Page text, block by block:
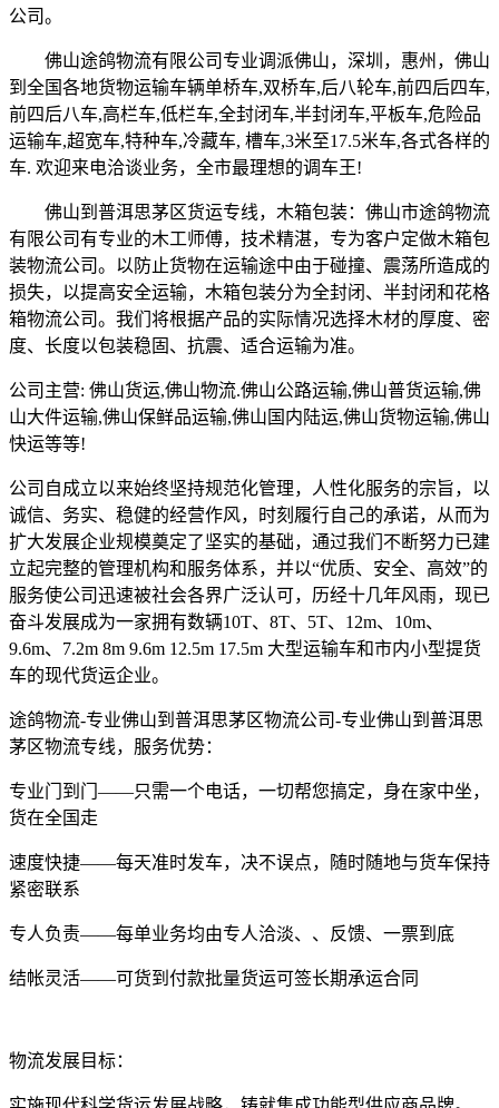
公司。
佛山途鸽物流有限公司专业调派佛山，深圳，惠州，佛山
到全国各地货物运输车辆单桥车,双桥车,后八轮车,前四后四车,
前四后八车,高栏车,低栏车,全封闭车,半封闭车,平板车,危险品
运输车,超宽车,特种车,冷藏车, 槽车,3米至17.5米车,各式各样的
车. 欢迎来电洽谈业务，全市最理想的调车王!
佛山到普洱思茅区货运专线，木箱包装：佛山市途鸽物流
有限公司有专业的木工师傅，技术精湛，专为客户定做木箱包
装物流公司。以防止货物在运输途中由于碰撞、震荡所造成的
损失，以提高安全运输，木箱包装分为全封闭、半封闭和花格
箱物流公司。我们将根据产品的实际情况选择木材的厚度、密
度、长度以包装稳固、抗震、适合运输为准。
公司主营: 佛山货运,佛山物流.佛山公路运输,佛山普货运输,佛
山大件运输,佛山保鲜品运输,佛山国内陆运,佛山货物运输,佛山
快运等等!
公司自成立以来始终坚持规范化管理，人性化服务的宗旨，以
诚信、务实、稳健的经营作风，时刻履行自己的承诺，从而为
扩大发展企业规模奠定了坚实的基础，通过我们不断努力已建
立起完整的管理机构和服务体系，并以“优质、安全、高效”的
服务使公司迅速被社会各界广泛认可，历经十几年风雨，现已
奋斗发展成为一家拥有数辆10T、8T、5T、12m、10m、
9.6m、7.2m 8m 9.6m 12.5m 17.5m 大型运输车和市内小型提货
车的现代货运企业。
途鸽物流-专业佛山到普洱思茅区物流公司-专业佛山到普洱思
茅区物流专线，服务优势：
专业门到门——只需一个电话，一切帮您搞定，身在家中坐，
货在全国走
速度快捷——每天准时发车，决不误点，随时随地与货车保持
紧密联系
专人负责——每单业务均由专人洽淡、、反馈、一票到底
结帐灵活——可货到付款批量货运可签长期承运合同
物流发展目标：